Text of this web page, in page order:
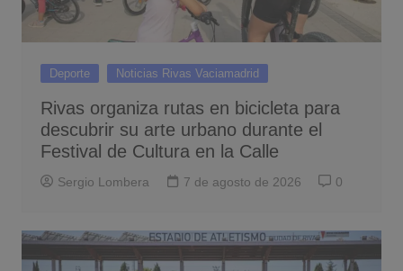
Deporte Noticias Rivas Vaciamadrid
Rivas organiza rutas en bicicleta para
descubrir su arte urbano durante el
Festival de Cultura en la Calle
Sergio Lombera 7 de agosto de 2026 0